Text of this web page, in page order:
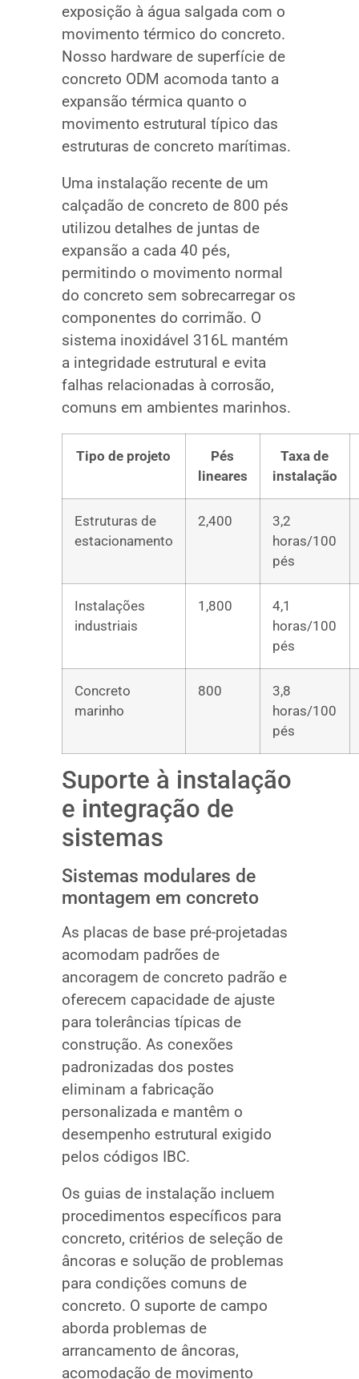
exposição à água salgada com o
movimento térmico do concreto.
Nosso hardware de superfície de
concreto ODM acomoda tanto a
expansão térmica quanto o
movimento estrutural típico das
estruturas de concreto marítimas.
Uma instalação recente de um
calçadão de concreto de 800 pés
utilizou detalhes de juntas de
expansão a cada 40 pés,
permitindo o movimento normal
do concreto sem sobrecarregar os
componentes do corrimão. O
sistema inoxidável 316L mantém
a integridade estrutural e evita
falhas relacionadas à corrosão,
comuns em ambientes marinhos.
Tipo de projeto
Pés
lineares
Taxa de
instalação
Estruturas de
estacionamento
2,400
3,2
horas/100
pés
Instalações
industriais
1,800
4,1
horas/100
pés
Concreto
marinho
800
3,8
horas/100
pés
Suporte à instalação
e integração de
sistemas
Sistemas modulares de
montagem em concreto
As placas de base pré-projetadas
acomodam padrões de
ancoragem de concreto padrão e
oferecem capacidade de ajuste
para tolerâncias típicas de
construção. As conexões
padronizadas dos postes
eliminam a fabricação
personalizada e mantêm o
desempenho estrutural exigido
pelos códigos IBC.
Os guias de instalação incluem
procedimentos específicos para
concreto, critérios de seleção de
âncoras e solução de problemas
para condições comuns de
concreto. O suporte de campo
aborda problemas de
arrancamento de âncoras,
acomodação de movimento